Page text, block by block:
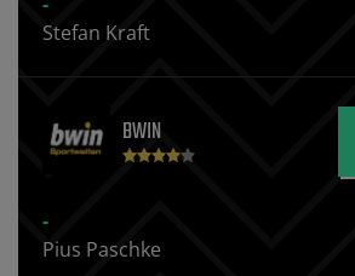
Stefan Kraft
BWIN
-
Pius Paschke